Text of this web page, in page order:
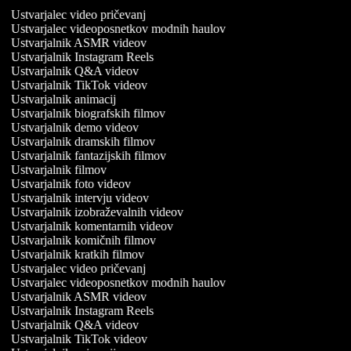
Ustvarjalec video pričevanj
Ustvarjalec videoposnetkov modnih haulov
Ustvarjalnik ASMR videov
Ustvarjalnik Instagram Reels
Ustvarjalnik Q&A videov
Ustvarjalnik TikTok videov
Ustvarjalnik animacij
Ustvarjalnik biografskih filmov
Ustvarjalnik demo videov
Ustvarjalnik dramskih filmov
Ustvarjalnik fantazijskih filmov
Ustvarjalnik filmov
Ustvarjalnik foto videov
Ustvarjalnik intervju videov
Ustvarjalnik izobraževalnih videov
Ustvarjalnik komentarnih videov
Ustvarjalnik komičnih filmov
Ustvarjalnik kratkih filmov
Ustvarjalec video pričevanj
Ustvarjalec videoposnetkov modnih haulov
Ustvarjalnik ASMR videov
Ustvarjalnik Instagram Reels
Ustvarjalnik Q&A videov
Ustvarjalnik TikTok videov